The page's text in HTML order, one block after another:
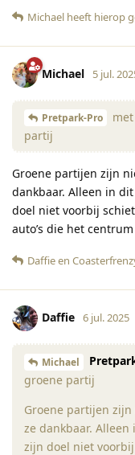
Michael heeft hierop
Michael 5 jul.
Pretpark-Pro
partij
Groene partijen zijn
dankbaar. Alleen in
doel niet voorbij
auto’s die het
Daffieen
Daffie 6 jul. 2025
Michael
groene partij
Groene partijen
ze dankbaar.
zijn doel niet